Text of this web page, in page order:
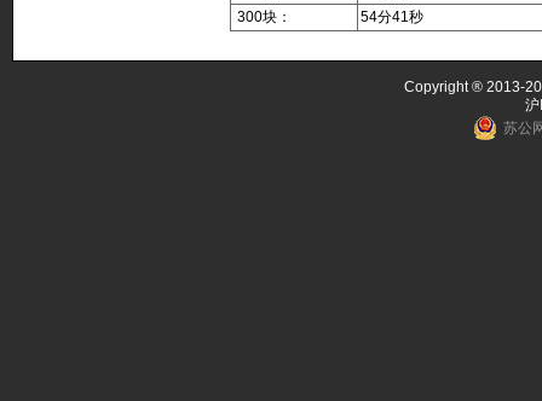
300块：
54分41秒
Copyright ® 2013-
苏公